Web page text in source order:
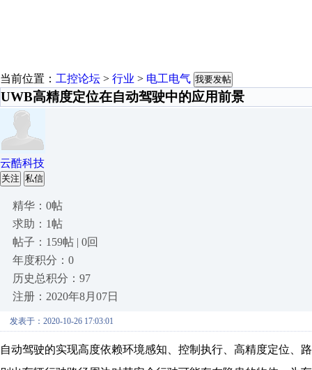
当前位置： 工控论坛 > 行业 > 电工电气 我要发帖
UWB高精度定位在自动驾驶中的应用前景
云酷科技
关注 私信
精华：0帖
求助：1帖
帖子：159帖 | 0回
年度积分：0
历史总积分：97
注册：2020年8月07日
发表于：2020-10-26 17:03:01
自动驾驶的实现高度依赖环境感知、控制执行、高精度定位、